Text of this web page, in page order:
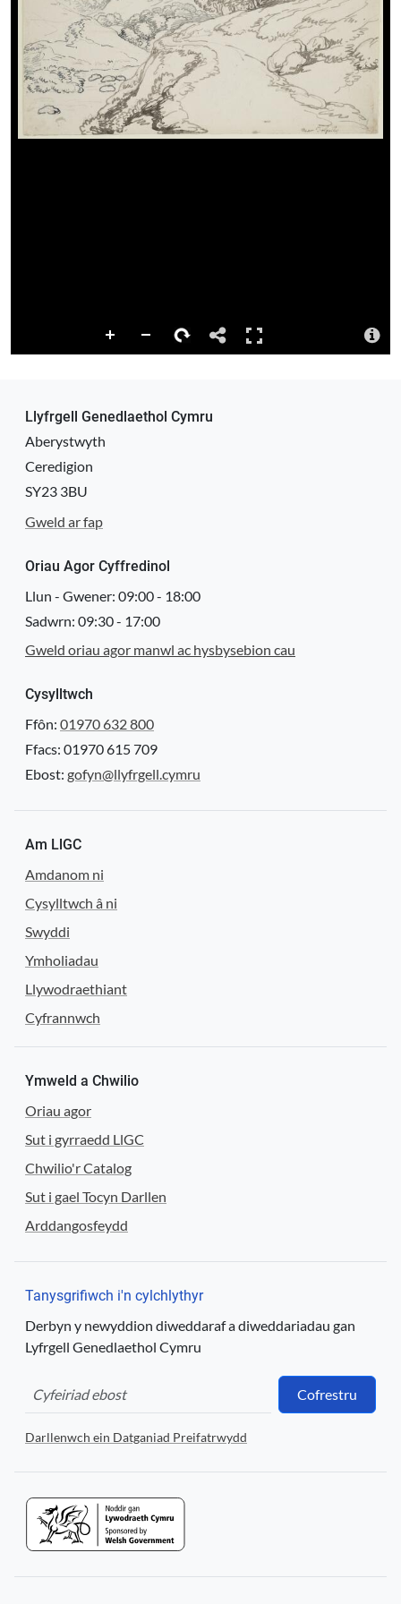
Dolen barhaol
http://hdl.handle.net/10107/4786077
Ystorfa
Digidwyd y cynnwys hwn gan Lyfrgell Genedlaethol Cymru
Disgrifiad
Shows road, stream, hills and woods.
Llyfrgell Genedlaethol Cymru
Aberystwyth
Ceredigion
SY23 3BU
Gweld ar fap
Oriau Agor Cyffredinol
Llun - Gwener: 09:00- 18:00
Sadwrn: 09:30- 17:00
Gweld oriau agor manwl ac hysbysebion cau
Cysylltwch
Ffôn: 01970 632 800
Ffacs: 01970 615 709
Ebost: gofyn@llyfrgell.cymru
Am LlGC
Amdanom ni
Cysylltwch â ni
Swyddi
Ymholiadau
Llywodraethiant
Cyfrannwch
Ymweld a Chwilio
Oriau agor
Sut i gyrraedd LlGC
Chwilio'r Catalog
Sut i gael Tocyn Darllen
Arddangosfeydd
Tanysgrifiwch i'n cylchlythyr
Derbyn y newyddion diweddaraf a diweddariadau gan
Lyfrgell Genedlaethol Cymru
Cofrestru
Darllenwch ein Datganiad Preifatrwydd